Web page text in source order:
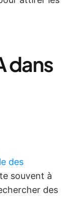
dans
des
souvent à
des